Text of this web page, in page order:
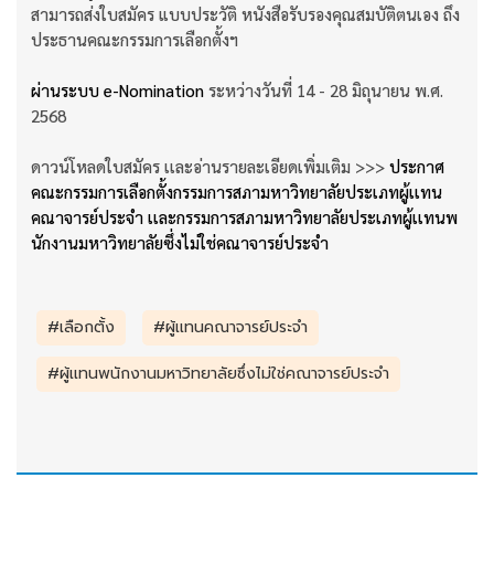
สามารถส่งใบสมัคร แบบประวัติ หนังสือรับรองคุณสมบัติตนเอง ถึง
ประธานคณะกรรมการเลือกตั้งฯ
ผ่านระบบ e-Nomination ระหว่างวันที่ 14 - 28 มิถุนายน พ.ศ.
2568
ดาวน์โหลดใบสมัคร เเละอ่านรายละเอียดเพิ่มเติม >>> ประกาศ
คณะกรรมการเลือกตั้งกรรมการสภามหาวิทยาลัยประเภทผู้เเทน
คณาจารย์ประจำ เเละกรรมการสภามหาวิทยาลัยประเภทผู้เเทนพ
นักงานมหาวิทยาลัยซึ่งไม่ใช่คณาจารย์ประจำ
#เลือกตั้ง
#ผู้เเทนคณาจารย์ประจำ
#ผู้เเทนพนักงานมหาวิทยาลัยซึ่งไม่ใช่คณาจารย์ประจำ